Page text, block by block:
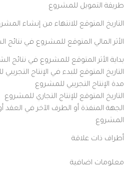
طريقة التمويل للمشروع
التاريخ المتوقع للانتهاء من إنشاء
الأثر المالي المتوقع للمشروع في نتائج
بداية الأثر المتوقع للمشروع في نتائج
التاريخ المتوقع للبدء في الإنتاج
مدة الإنتاج التجريبي للمشروع
التاريخ المتوقع للإنتاج التجاري للمشروع
الجهة المنفذة أو الطرف الآخر في العقد
المشروع
أطراف ذات علاقة
معلومات اضافية